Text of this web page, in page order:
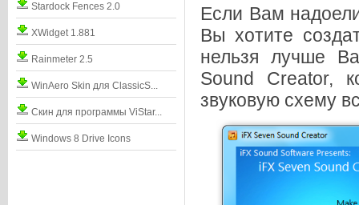
Stardock Fences 2.0
XWidget 1.881
Rainmeter 2.5
WinAero Skin для ClassicS...
Скин для программы ViStar...
Windows 8 Drive Icons
Если Вам
Вы хотите
нельзя лучше
Sound Creator,
звуковую схему